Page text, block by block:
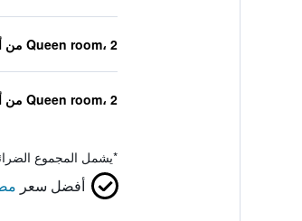
Queen room، 2 من أسرّة التوأم
Queen room، 2 من أسرّة التوأم
*يشمل المجموع
أفضل سعر